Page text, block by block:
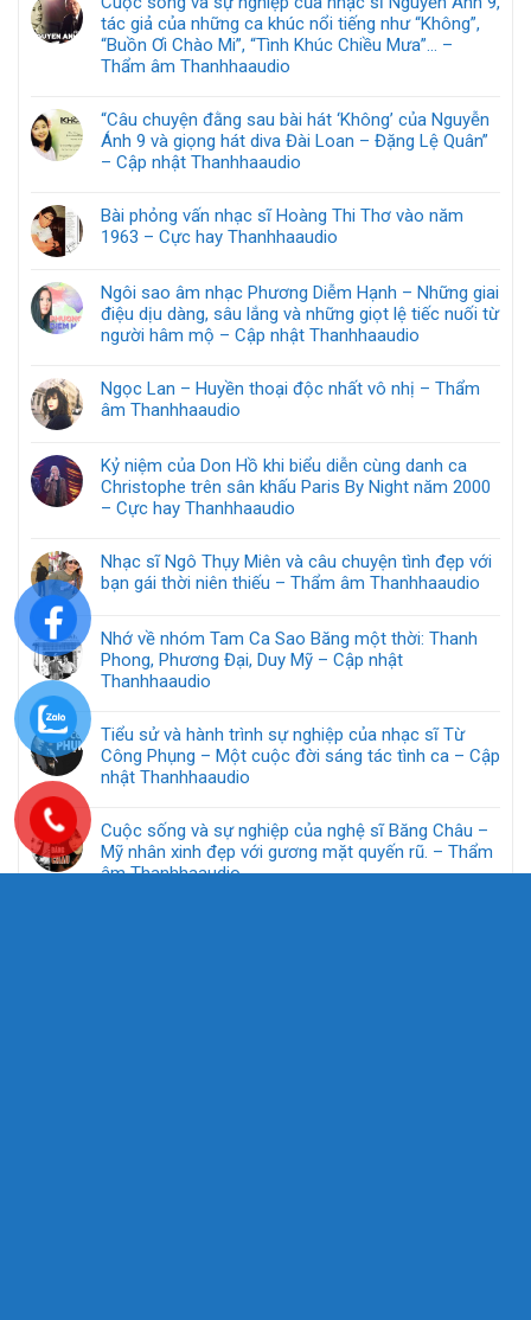
tác giả của những ca khúc nổi tiếng như “Không”,
“Buồn Ơi Chào Mi”, “Tình Khúc Chiều Mưa”… –
Thẩm âm Thanhhaaudio
“Câu chuyện đằng sau bài hát ‘Không’ của Nguyễn
Ánh 9 và giọng hát diva Đài Loan – Đặng Lệ Quân”
– Cập nhật Thanhhaaudio
Bài phỏng vấn nhạc sĩ Hoàng Thi Thơ vào năm
1963 – Cực hay Thanhhaaudio
Ngôi sao âm nhạc Phương Diễm Hạnh – Những giai
điệu dịu dàng, sâu lắng và những giọt lệ tiếc nuối từ
người hâm mộ – Cập nhật Thanhhaaudio
Ngọc Lan – Huyền thoại độc nhất vô nhị – Thẩm
âm Thanhhaaudio
Kỷ niệm của Don Hồ khi biểu diễn cùng danh ca
Christophe trên sân khấu Paris By Night năm 2000
– Cực hay Thanhhaaudio
Nhạc sĩ Ngô Thụy Miên và câu chuyện tình đẹp với
bạn gái thời niên thiếu – Thẩm âm Thanhhaaudio
Nhớ về nhóm Tam Ca Sao Băng một thời: Thanh
Phong, Phương Đại, Duy Mỹ – Cập nhật
Thanhhaaudio
Tiểu sử và hành trình sự nghiệp của nhạc sĩ Từ
Công Phụng – Một cuộc đời sáng tác tình ca – Cập
nhật Thanhhaaudio
Cuộc sống và sự nghiệp của nghệ sĩ Băng Châu –
Mỹ nhân xinh đẹp với gương mặt quyến rũ. – Thẩm
âm Thanhhaaudio